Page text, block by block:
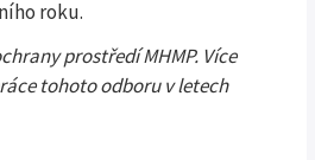
roku.
prostředí MHMP. Více
tohoto odboru v letech